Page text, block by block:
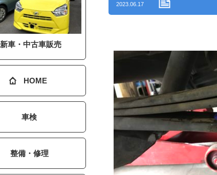
2023.06.17
新車・中古車販売
HOME
車検
整備・修理